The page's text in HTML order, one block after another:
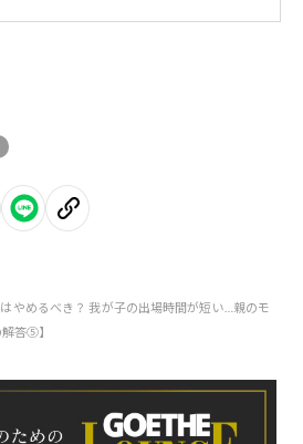
やめるべき？ 我が子の出場時間が短い…親のモ
答⑤】